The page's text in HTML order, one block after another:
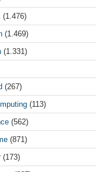
(1.476)
(1.469)
(1.331)
(267)
(113)
(562)
(871)
(173)